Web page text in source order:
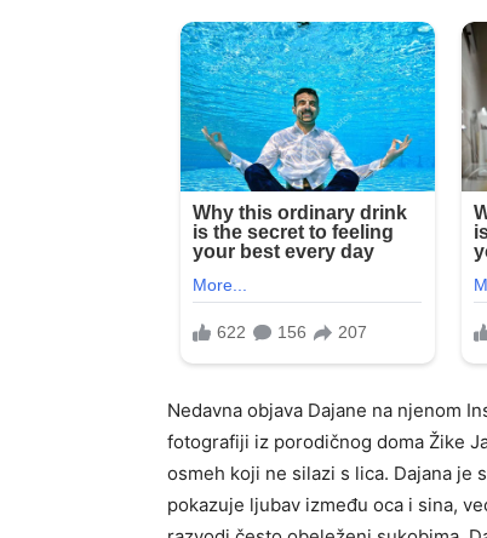
Nedavna objava Dajane na njenom
fotografiji iz porodičnog doma Žike
osmeh koji ne silazi s lica. Dajana je
pokazuje ljubav između oca i sina,